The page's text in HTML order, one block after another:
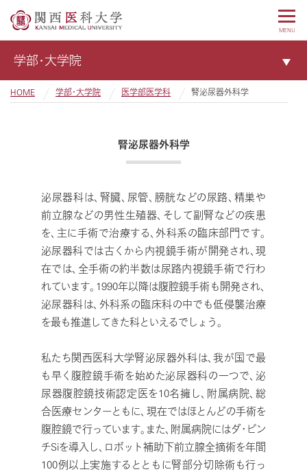
MENU
学部・大学院
HOME 学部・大学院 医学部医学科 腎泌尿器外科学
腎泌尿器外科学
泌尿器科は、腎臓、尿管、膀胱などの尿路、精巣や
前立腺などの男性生殖器、そして副腎などの疾患
を、主に手術で治療する、外科系の臨床部門です。
泌尿器科では古くから内視鏡手術が開発され、現
在では、全手術の約半数は尿路内視鏡手術で行わ
れています。1990年以降は腹腔鏡手術も開発され、
泌尿器科は、外科系の臨床科の中でも低侵襲治療
を最も推進してきた科といえるでしょう。
私たち関西医科大学腎泌尿器外科は、我が国で最
も早く腹腔鏡手術を始めた泌尿器科の一つで、泌
尿器腹腔鏡技術認定医を10名擁し、附属病院、総
合医療センターともに、現在ではほとんどの手術を
腹腔鏡で行っています。また、附属病院にはダ・ビン
チSiを導入し、ロボット補助下前立腺全摘術を年間
100例以上実施するとともに腎部分切除術も行っ